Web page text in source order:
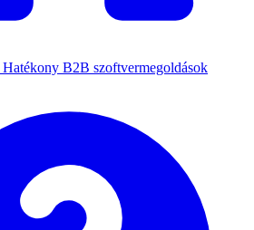
Hatékony B2B szoftvermegoldások